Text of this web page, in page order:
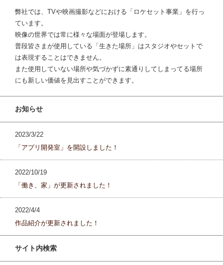
弊社では、TVや映画撮影などにおける「ロケセット事業」を行っ
ています。
映像の世界では常に様々な場面が登場します。
普段皆さまが使用している「生きた場所」はスタジオやセットで
は表現することはできません。
また使用していない場所や気づかずに素通りしてしまってる場所
にも新しい価値を見出すことができます。
お知らせ
2023/3/22
「アプリ開発室」を開設しました！
2022/10/19
「働き、家」が更新されました！
2022/4/4
作品紹介が更新されました！
サイト内検索